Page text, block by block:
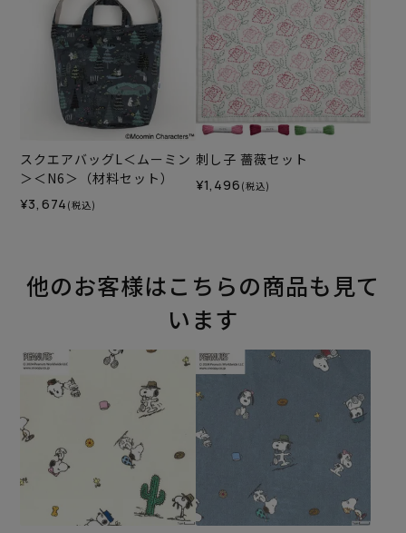
スクエアバッグL＜ムーミン
＞＜N6＞（材料セット）
¥3,674 (税込)
刺し子 薔薇セット
¥1,496 (税込)
他のお客様はこちらの商品も見て
います